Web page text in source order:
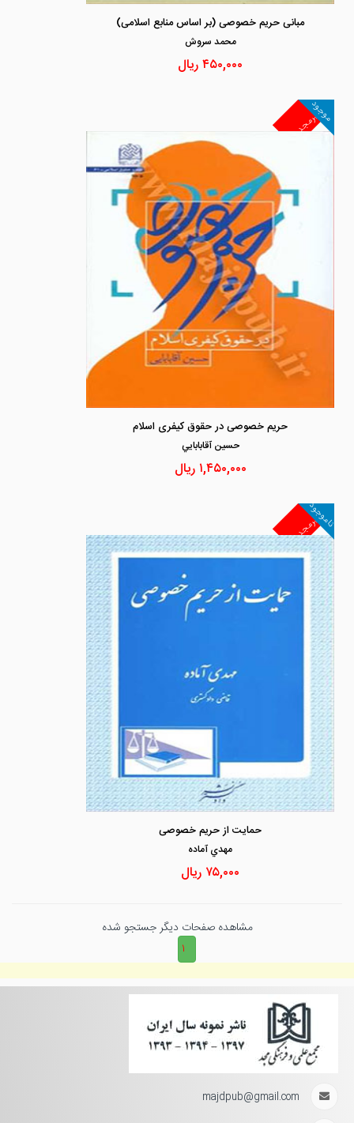
مبانی حریم خصوصی (بر اساس منابع اسلامی)
محمد سروش
۴۵۰,۰۰۰ریال
غیرمجد
موجود
حریم خصوصی در حقوق کیفری اسلام
حسين آقابابايي
۱,۴۵۰,۰۰۰ ریال
غیرمجد
ناموجود
حمایت از حریم خصوصی
مهدي آماده
۷۵,۰۰۰ ریال
مشاهده صفحات دیگر جستجو شده
۱
majdpub@gmail.com